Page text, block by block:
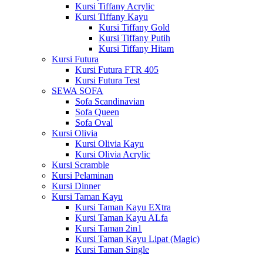
Kursi Tiffany Acrylic
Kursi Tiffany Kayu
Kursi Tiffany Gold
Kursi Tiffany Putih
Kursi Tiffany Hitam
Kursi Futura
Kursi Futura FTR 405
Kursi Futura Test
SEWA SOFA
Sofa Scandinavian
Sofa Queen
Sofa Oval
Kursi Olivia
Kursi Olivia Kayu
Kursi Olivia Acrylic
Kursi Scramble
Kursi Pelaminan
Kursi Dinner
Kursi Taman Kayu
Kursi Taman Kayu EXtra
Kursi Taman Kayu ALfa
Kursi Taman 2in1
Kursi Taman Kayu Lipat (Magic)
Kursi Taman Single